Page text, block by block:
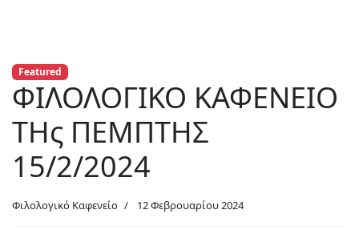
Featured
ΦΙΛΟΛΟΓΙΚΟ ΚΑΦΕΝΕΙΟ
ΤΗς ΠΕΜΠΤΗΣ
15/2/2024
Φιλολογικό Καφενείο 12 Φεβρουαρίου 2024